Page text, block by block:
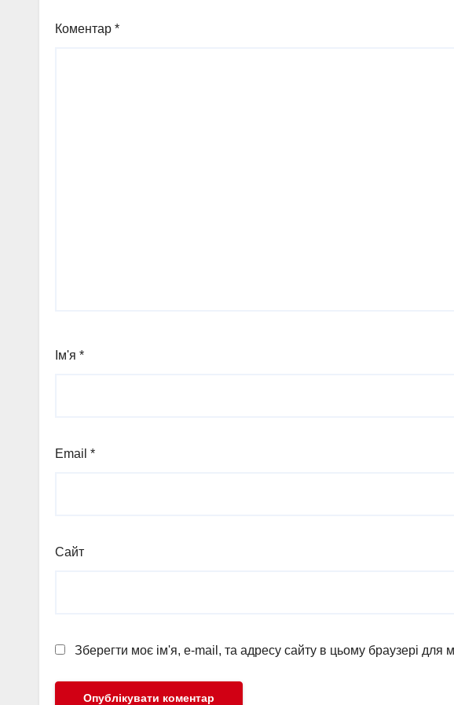
Коментар *
Ім'я *
Email *
Сайт
Зберегти моє ім'я, e-mail, та адресу сайту в цьому браузері для